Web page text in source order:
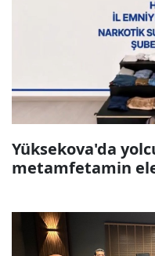
Yüksekova'da
metamfetamin